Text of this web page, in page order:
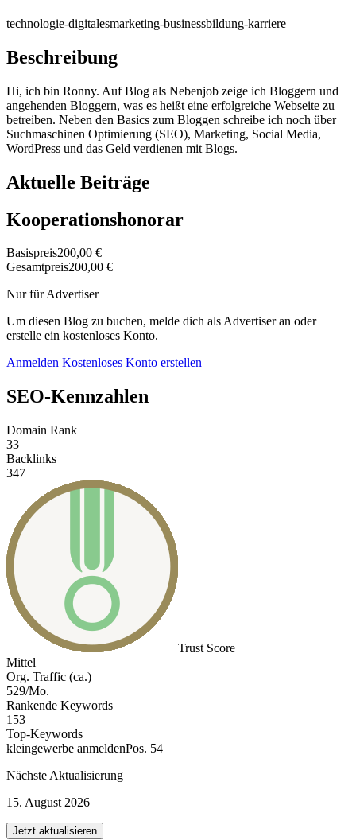
technologie-digitalesmarketing-businessbildung-karriere
Beschreibung
Hi, ich bin Ronny. Auf Blog als Nebenjob zeige ich Bloggern und
angehenden Bloggern, was es heißt eine erfolgreiche Webseite zu
betreiben. Neben den Basics zum Bloggen schreibe ich noch über
Suchmaschinen Optimierung (SEO), Marketing, Social Media,
WordPress und das Geld verdienen mit Blogs.
Aktuelle Beiträge
Kooperationshonorar
Basispreis200,00 €
Gesamtpreis200,00 €
Nur für Advertiser
Um diesen Blog zu buchen, melde dich als Advertiser an oder
erstelle ein kostenloses Konto.
Anmelden Kostenloses Konto erstellen
SEO-Kennzahlen
Domain Rank
33
Backlinks
347
Trust Score
Mittel
Org. Traffic (ca.)
529/Mo.
Rankende Keywords
153
Top-Keywords
kleingewerbe anmeldenPos. 54
Nächste Aktualisierung
15. August 2026
Jetzt aktualisieren